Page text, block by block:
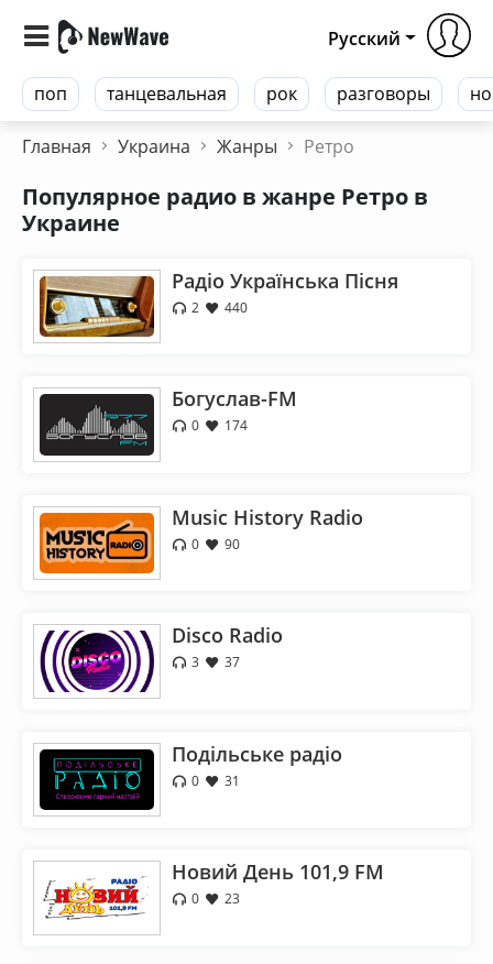
поп танцевальная рок разговоры
Русский
Главная Украина Жанры Ретро
Популярное радио в жанре Ретро в
Украине
Радіо Українська Пісня
2 440
Богуслав-FM
0 174
Music History Radio
0 90
Disco Radio
3 37
Подільське радіо
0 31
Новий День 101,9 FM
0 23